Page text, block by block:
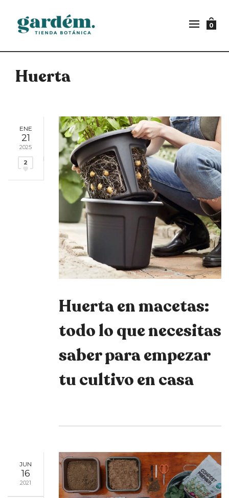
0
Huerta
ENE
21
2025
2
Huerta en macetas:
todo lo que necesitas
saber para empezar
tu cultivo en casa
JUN
16
2021